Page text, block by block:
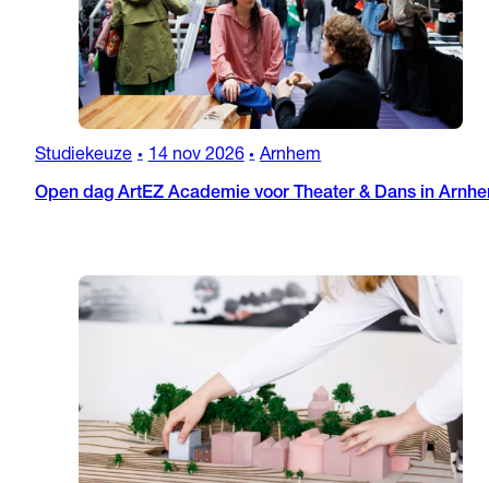
Studiekeuze • 14 nov 2026 • Arnhem
Open dag ArtEZ Academie voor Theater & Dans in